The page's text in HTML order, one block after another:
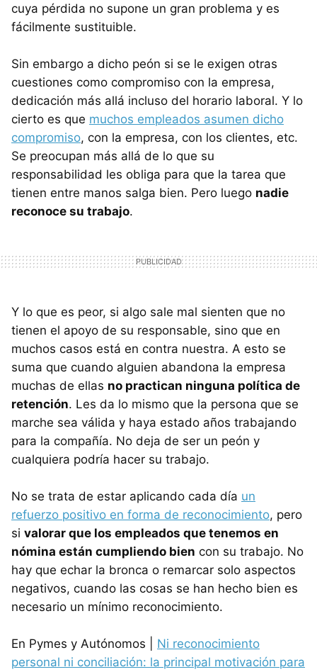
cuya pérdida no supone un gran problema y es
fácilmente sustituible.
Sin embargo a dicho peón si se le exigen otras
cuestiones como compromiso con la empresa,
dedicación más allá incluso del horario laboral. Y lo
cierto es que muchos empleados asumen dicho
compromiso, con la empresa, con los clientes, etc.
Se preocupan más allá de lo que su
responsabilidad les obliga para que la tarea que
tienen entre manos salga bien. Pero luego nadie
reconoce su trabajo.
Y lo que es peor, si algo sale mal sienten que no
tienen el apoyo de su responsable, sino que en
muchos casos está en contra nuestra. A esto se
suma que cuando alguien abandona la empresa
muchas de ellas no practican ninguna política de
retención. Les da lo mismo que la persona que se
marche sea válida y haya estado años trabajando
para la compañía. No deja de ser un peón y
cualquiera podría hacer su trabajo.
No se trata de estar aplicando cada día un
refuerzo positivo en forma de reconocimiento, pero
si valorar que los empleados que tenemos en
nómina están cumpliendo bien con su trabajo. No
hay que echar la bronca o remarcar solo aspectos
negativos, cuando las cosas se han hecho bien es
necesario un mínimo reconocimiento.
En Pymes y Autónomos | Ni reconocimiento
personal ni conciliación: la principal motivación para